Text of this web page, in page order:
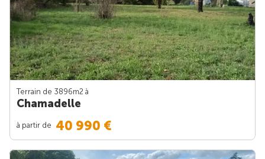
Terrain de 3896m2 à
Chamadelle
à partir de 40 990 €